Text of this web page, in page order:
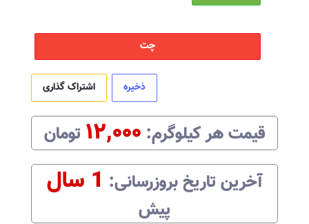
چت
ذخیره اشتراک گذاری
قیمت هرکیلوگرم:‌ ۱۲,۰۰۰ تومان
آخرین تاریخ بروزرسانی:‌ 1 سال
پیش